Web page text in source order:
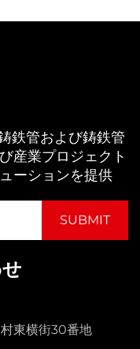
鉄管および鋳鉄管
産業プロジェクト
ーションを提供
東横街30番地